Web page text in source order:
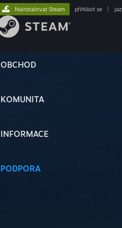
OBCHOD
KOMUNITA
INFORMACE
PODPORA
Nainstalovat Steam přihlásit se